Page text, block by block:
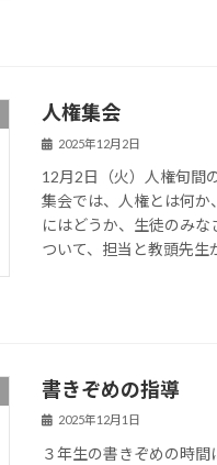
人権集会
2025年12月2日
12月2日（火）人権旬間
集会では、人権とは何
にはどうか、生徒のみ
ついて、担当と教頭先生
書きぞめの指導
2025年12月1日
３年生の書きぞめの時